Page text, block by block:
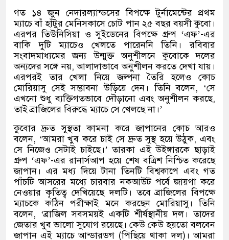
গত ১৪ জুন নেদারল্যান্ডসের বিপক্ষে টুর্নামেন্টের প্রথম
ম্যাচে বাঁ হাঁটুর মেনিসকাসে চোট পান ২৫ বছর বয়সী কুবো।
এরপর তিউনিসিয়া ও সুইডেনের বিপক্ষে গ্রুপ‘এফ’-এর
বাকি দুটি ম্যাচেও খেলতে পারেননি তিনি। রবিবার
সংবাদমাধ্যমের জন্য উন্মুক্ত অনুশীলনে কুবোকে দলের
অন্যদের সঙ্গে নয়,আলাদাভাবে অনুশীলন করতে দেখা যায়।
এরপরই তার খেলা নিয়ে জল্পনা তৈরি হলেও কোচ
মোরিয়াসু সেই সম্ভাবনা উড়িয়ে দেন। তিনি বলেন, ‘সে
এখনো শুধু ব্যক্তিগতভাবে দৌড়ানো এবং অনুশীলন করছে,
তাই ব্রাজিলের বিরুদ্ধে ম্যাচে সে খেলছে না।’
কুবোর দ্রুত সুস্থতা কামনা করে জাপানের কোচ আরও
বলেন, ‘আমরা খুব করে চাই সে দ্রুত সুস্থ হয়ে উঠুক,এবং
সে নিজেও সেটাই চাইছে।’তারকা এই উইঙ্গারকে ছাড়াই
গ্রুপ ‘এফ’-এর রানার্সআপ হয়ে শেষ বত্রিশ নিশ্চিত করেছে
জাপান। এর মধ্য দিয়ে টানা তিনটি বিশ্বকাপে এবং গত
পাঁচটি আসরের মধ্যে চারবার নকআউট পর্বে জায়গা করে
নেওয়ার কৃতিত্ব দেখিয়েছে দলটি। তবে ব্রাজিলের বিপক্ষে
ম্যাচকে কঠিন পরীক্ষাই মনে করছেন মোরিয়াসু। তিনি
বলেন, ‘ব্রাজিল সবসময়ই একটি শীর্ষস্থানীয় দল। তাদের
জেতার খুব ভালো সুযোগ রয়েছে। কেউ কেউ হয়তো বলবেন
জাপান এই ম্যাচে আন্ডারডগ (পিছিয়ে থাকা দল) । আমরা